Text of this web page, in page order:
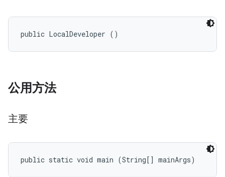
public LocalDeveloper ()
公用方法
主要
public static void main (String[] mainArgs)